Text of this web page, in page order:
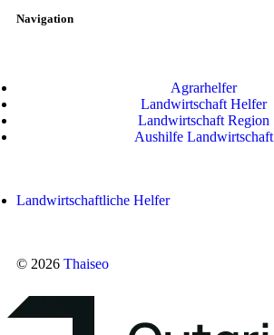
Navigation
Agrarhelfer
Landwirtschaft Helfer
Landwirtschaft Region
Aushilfe Landwirtschaft
© 2026 Thaiseo
Landwirtschaftliche Helfer